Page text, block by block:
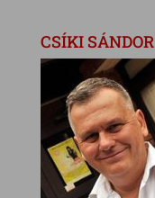
CSÍKI SÁNDOR